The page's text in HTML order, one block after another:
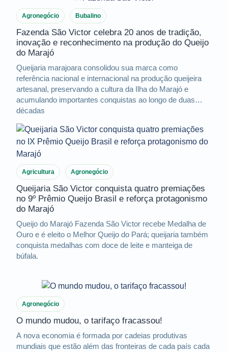
Agronegócio Bubalino
Fazenda São Victor celebra 20 anos de tradição,
inovação e reconhecimento na produção do Queijo
do Marajó
Queijaria marajoara consolidou sua marca como
referência nacional e internacional na produção queijeira
artesanal, preservando a cultura da Ilha do Marajó e
acumulando importantes conquistas ao longo de duas
décadas
Agricultura Agronegócio
Queijaria São Victor conquista quatro premiações
no 9º Prêmio Queijo Brasil e reforça protagonismo
do Marajó
Queijo do Marajó Fazenda São Victor recebe Medalha de
Ouro e é eleito o Melhor Queijo do Pará; queijaria também
conquista medalhas com doce de leite e manteiga de
búfala.
Agronegócio
O mundo mudou, o tarifaço fracassou!
A nova economia é formada por cadeias produtivas
mundiais que estão além das fronteiras de cada país cada